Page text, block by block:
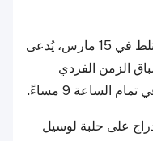
بعد انتهاء فعاليات يوم التدريب المختلط في 15 مارس، يُدعى
الزمن الفردي
على حلبة لوسيل